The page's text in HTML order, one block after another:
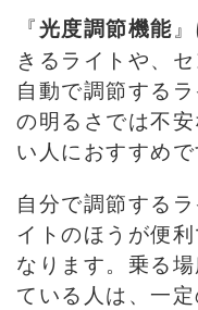
『光度調節機能
きるライトや、
自動で調節する
の明るさでは不
い人におすすめで
自分で調節する
イトのほうが便
なります。乗る
ている人は、一